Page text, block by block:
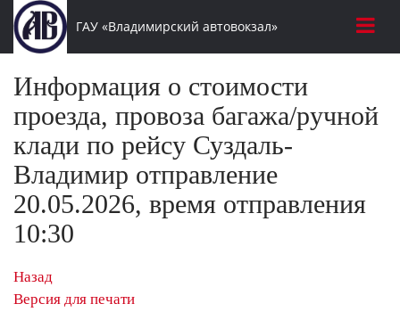
ГАУ «Владимирский автовокзал»
Информация о стоимости
проезда, провоза багажа/ручной
клади по рейсу Суздаль-
Владимир отправление
20.05.2026, время отправления
10:30
Назад
Версия для печати